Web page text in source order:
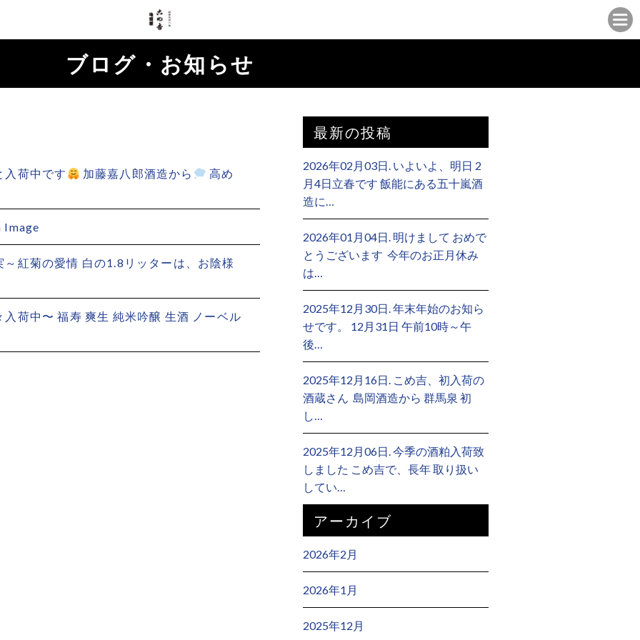
ブログ・お知らせ
荷中です 加藤嘉八郎酒造から 高め
Image
紅菊の愛情 白の1.8リッターは、お陰様
荷中〜 福寿 爽生 純米吟醸 生酒 ノーベル
最新の投稿
2026年02月03日. いよいよ、明日 2
月4日立春です 飯能にある五十嵐酒
造に…
2026年01月04日. 明けまして おめで
とうございます ⁡ 今年のお正月休み
は…
2025年12月30日. 年末年始のお知ら
せです。 12月31日 午前10時～午
後…
2025年12月16日. こめ吉、初入荷の
酒蔵さん ⁡ 島岡酒造から 群馬泉 初
し…
2025年12月06日. 今季の酒粕入荷致
しました こめ吉で、長年 取り扱い
してい…
アーカイブ
2026年2月
2026年1月
2025年12月